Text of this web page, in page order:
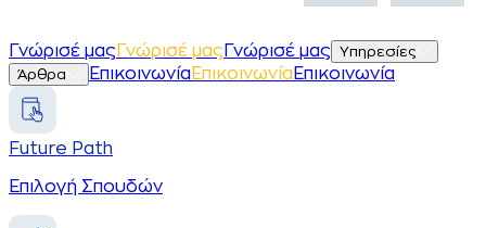
Γνώρισέ μαςΓνώρισέ μας Γνώρισέ μας
Υπηρεσίες
Άρθρα
Επικοινωνία Επικοινωνία Επικοινωνία
Future Path
Επιλογή Σπουδών